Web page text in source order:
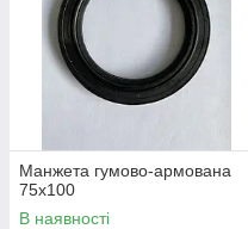
Манжета гумово-армована
75х100
В наявності